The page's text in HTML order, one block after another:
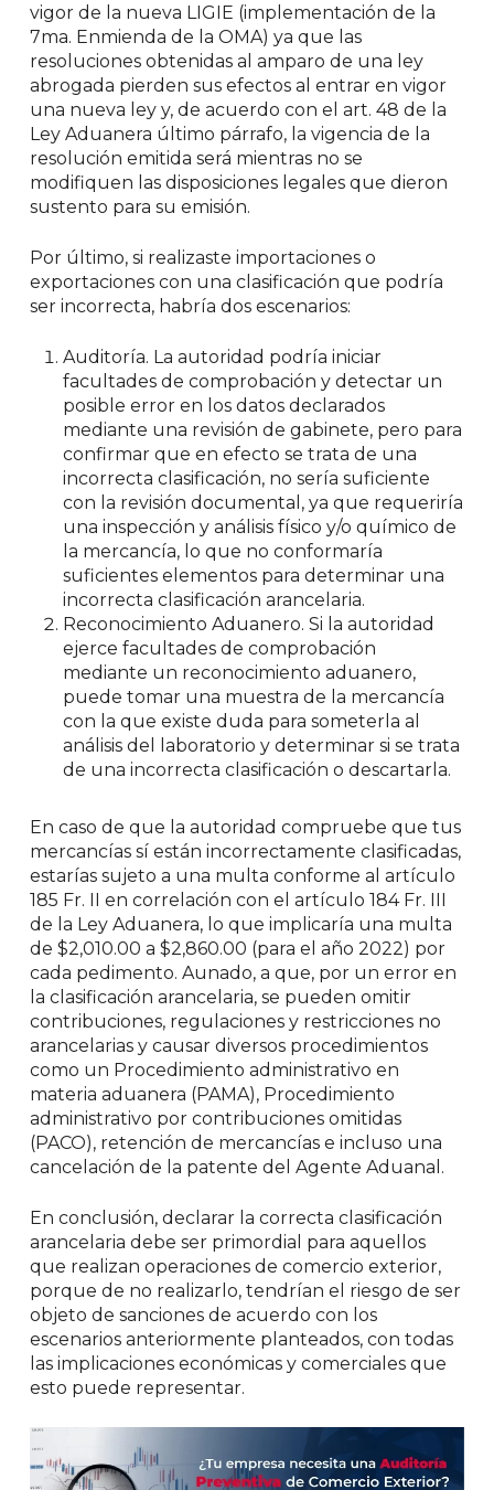
vigor de la nueva LIGIE (implementación de la
7ma. Enmienda de la OMA) ya que las
resoluciones obtenidas al amparo de una ley
abrogada pierden sus efectos al entrar en vigor
una nueva ley y, de acuerdo con el art. 48 de la
Ley Aduanera último párrafo, la vigencia de la
resolución emitida será mientras no se
modifiquen las disposiciones legales que dieron
sustento para su emisión.
Por último, si realizaste importaciones o
exportaciones con una clasificación que podría
ser incorrecta, habría dos escenarios:
Auditoría. La autoridad podría iniciar
facultades de comprobación y detectar un
posible error en los datos declarados
mediante una revisión de gabinete, pero para
confirmar que en efecto se trata de una
incorrecta clasificación, no sería suficiente
con la revisión documental, ya que requeriría
una inspección y análisis físico y/o químico de
la mercancía, lo que no conformaría
suficientes elementos para determinar una
incorrecta clasificación arancelaria.
Reconocimiento Aduanero. Si la autoridad
ejerce facultades de comprobación
mediante un reconocimiento aduanero,
puede tomar una muestra de la mercancía
con la que existe duda para someterla al
análisis del laboratorio y determinar si se trata
de una incorrecta clasificación o descartarla.
En caso de que la autoridad compruebe que tus
mercancías sí están incorrectamente clasificadas,
estarías sujeto a una multa conforme al artículo
185 Fr. II en correlación con el artículo 184 Fr. III
de la Ley Aduanera, lo que implicaría una multa
de $2,010.00 a $2,860.00 (para el año 2022) por
cada pedimento. Aunado, a que, por un error en
la clasificación arancelaria, se pueden omitir
contribuciones, regulaciones y restricciones no
arancelarias y causar diversos procedimientos
como un Procedimiento administrativo en
materia aduanera (PAMA), Procedimiento
administrativo por contribuciones omitidas
(PACO), retención de mercancías e incluso una
cancelación de la patente del Agente Aduanal.
En conclusión, declarar la correcta clasificación
arancelaria debe ser primordial para aquellos
que realizan operaciones de comercio exterior,
porque de no realizarlo, tendrían el riesgo de ser
objeto de sanciones de acuerdo con los
escenarios anteriormente planteados, con todas
las implicaciones económicas y comerciales que
esto puede representar.